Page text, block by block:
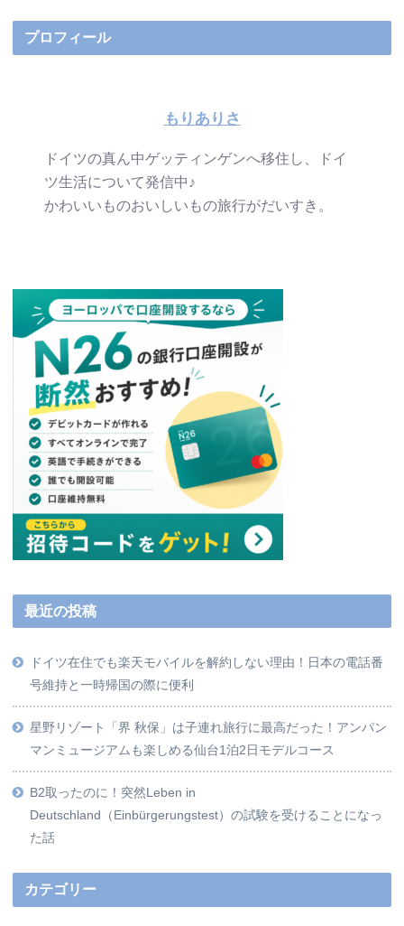
プロフィール
もりありさ
ドイツの真ん中ゲッティンゲンへ移住し、ドイ
ツ生活について発信中♪
かわいいものおいしいもの旅行がだいすき。
最近の投稿
ドイツ在住でも楽天モバイルを解約しない理由！日本の電話番
号維持と一時帰国の際に便利
星野リゾート「界 秋保」は子連れ旅行に最高だった！アンパン
マンミュージアムも楽しめる仙台1泊2日モデルコース
B2取ったのに！突然Leben in
Deutschland（Einbürgerungstest）の試験を受けることになっ
た話
カテゴリー